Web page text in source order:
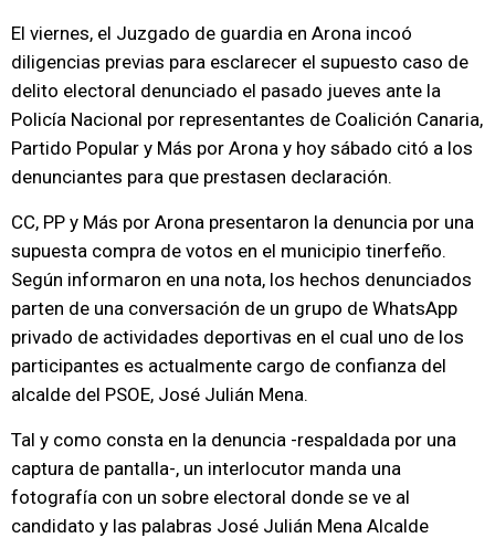
El viernes, el Juzgado de guardia en Arona incoó
diligencias previas para esclarecer el supuesto caso de
delito electoral denunciado el pasado jueves ante la
Policía Nacional por representantes de Coalición Canaria,
Partido Popular y Más por Arona y hoy sábado citó a los
denunciantes para que prestasen declaración.
CC, PP y Más por Arona presentaron la denuncia por una
supuesta compra de votos en el municipio tinerfeño.
Según informaron en una nota, los hechos denunciados
parten de una conversación de un grupo de WhatsApp
privado de actividades deportivas en el cual uno de los
participantes es actualmente cargo de confianza del
alcalde del PSOE, José Julián Mena.
Tal y como consta en la denuncia -respaldada por una
captura de pantalla-, un interlocutor manda una
fotografía con un sobre electoral donde se ve al
candidato y las palabras José Julián Mena Alcalde